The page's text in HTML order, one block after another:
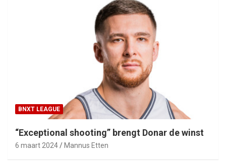
BNXT LEAGUE
“Exceptional shooting” brengt Donar de winst
6 maart 2024 Mannus Etten